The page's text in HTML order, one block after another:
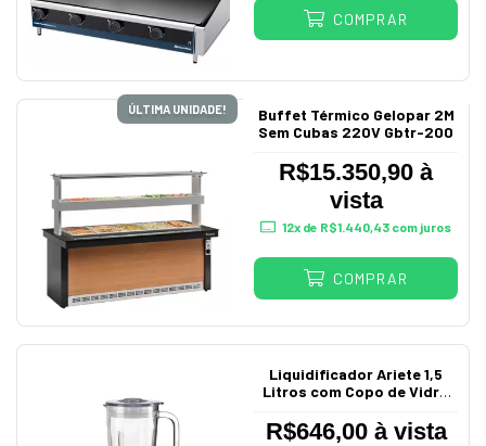
COMPRAR
ÚLTIMA UNIDADE!
Buffet Térmico Gelopar 2M
Sem Cubas 220V Gbtr-200
R$15.350,90 à
vista
12x de R$1.440,43com juros
COMPRAR
Liquidificador Ariete 1,5
Litros com Copo de Vidro
R$646,00 à vista